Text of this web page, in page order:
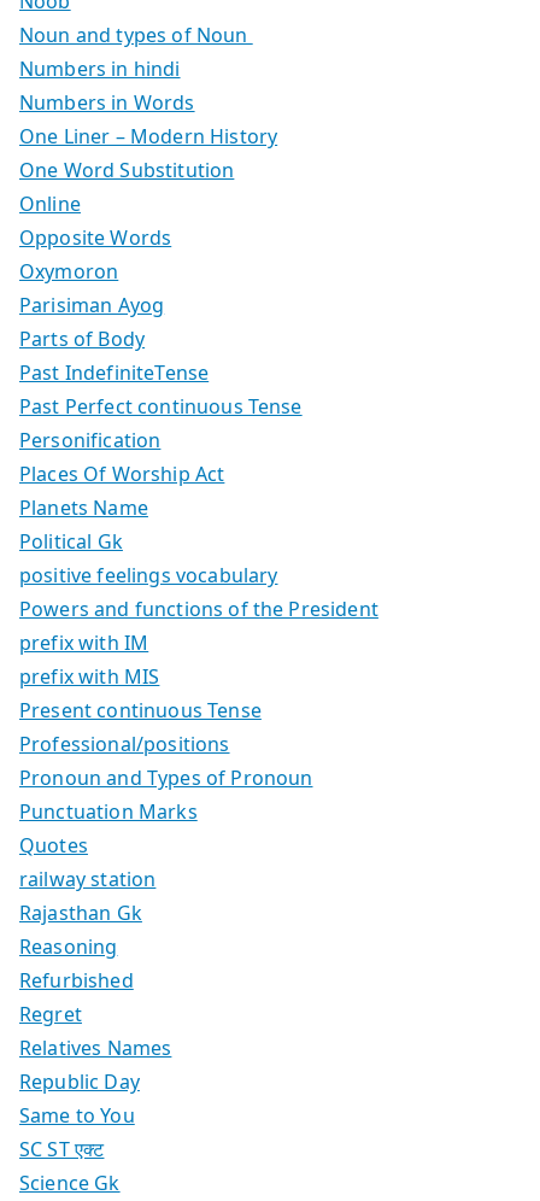
Noun and types of Noun
Numbers in hindi
Numbers in Words
One Liner – Modern History
One Word Substitution
Online
Opposite Words
Oxymoron
Parisiman Ayog
Parts of Body
Past IndefiniteTense
Past Perfect continuous Tense
Personification
Places Of Worship Act
Planets Name
Political Gk
positive feelings vocabulary
Powers and functions of the President
prefix with IM
prefix with MIS
Present continuous Tense
Professional/positions
Pronoun and Types of Pronoun
Punctuation Marks
Quotes
railway station
Rajasthan Gk
Reasoning
Refurbished
Regret
Relatives Names
Republic Day
Same to You
SC ST एक्ट
Science Gk